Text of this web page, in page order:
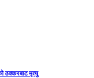
ठक्करबाट मृत्यु